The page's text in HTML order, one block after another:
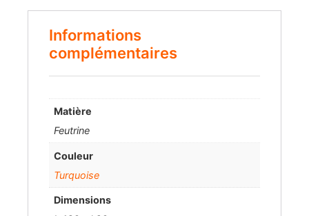
Informations
complémentaires
Matière
Feutrine
Couleur
Turquoise
Dimensions